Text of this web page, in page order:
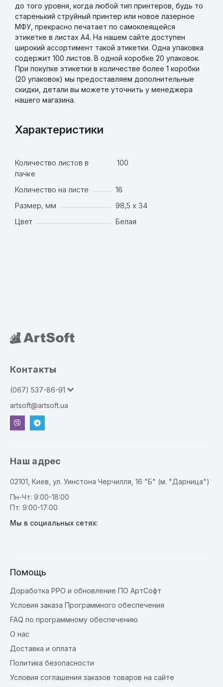
до того уровня, когда любой тип принтеров, будь то
старенький струйный принтер или новое лазерное
МФУ, прекрасно печатает по самоклеящейся
этикетке в листах А4. На нашем сайте доступен
широкий ассортимент такой этикетки. Одна упаковка
содержит 100 листов. В одной коробке 20 упаковок.
При покупке этикетки в количестве более 1 коробки
(20 упаковок) мы предоставляем дополнительные
скидки, детали вы можете уточнить у менеджера
нашего магазина.
Характеристики
Количество листов в
пачке
100
Количество на листе
16
Размер, мм
98,5 х 34
Цвет
Белая
Контакты
(067) 537-86-91
artsoft@artsoft.ua
Наш адрес
02101, Киев, ул. Уинстона Черчилля, 16 "Б" (м. "Дарница")
Пн-Чт: 9:00-18:00
Пт: 9:00-17:00
Мы в социальных сетях:
Помощь
Доработка РРО и обновление ПО АртСофт
Условия заказа Программного обеспечения
FAQ по программному обеспечению
О нас
Доставка и оплата
Политика безопасности
Условия соглашения заказов товаров на сайте